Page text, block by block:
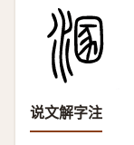
说文解字注